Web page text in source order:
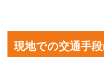
現地での交通手